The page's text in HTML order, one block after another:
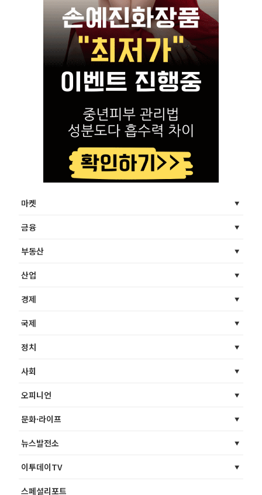
마켓
금융
부동산
산업
경제
국제
정치
사회
오피니언
문화·라이프
뉴스발전소
이투데이TV
스페셜리포트